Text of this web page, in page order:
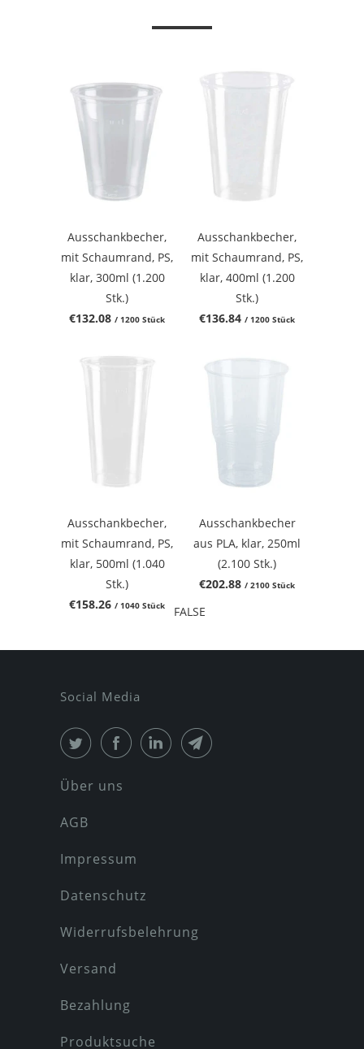
Ausschankbecher,
mit Schaumrand, PS,
klar, 300ml (1.200
Stk.)
€132.08 / 1200 Stück
Ausschankbecher,
mit Schaumrand, PS,
klar, 400ml (1.200
Stk.)
€136.84 / 1200 Stück
Ausschankbecher,
mit Schaumrand, PS,
klar, 500ml (1.040
Stk.)
€158.26 / 1040 Stück
Ausschankbecher
aus PLA, klar, 250ml
(2.100 Stk.)
€202.88 / 2100 Stück
FALSE
Social Media
Über uns
AGB
Impressum
Datenschutz
Widerrufsbelehrung
Versand
Bezahlung
Produktsuche